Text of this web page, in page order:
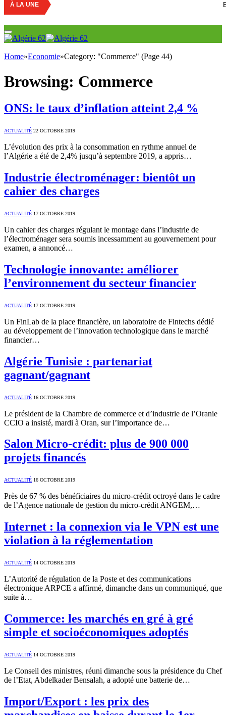
À LA UNE Education
Home»Economie»Category: "Commerce" (Page 44)
Browsing: Commerce
ONS: le taux d’inflation atteint 2,4 %
ACTUALITÉ 22 OCTOBRE 2019
L’évolution des prix à la consommation en rythme annuel de
l’Algérie a été de 2,4% jusqu’à septembre 2019, a appris…
Industrie électroménager: bientôt un
cahier des charges
ACTUALITÉ 17 OCTOBRE 2019
Un cahier des charges régulant le montage dans l’industrie de
l’électroménager sera soumis incessamment au gouvernement pour
examen, a annoncé…
Technologie innovante: améliorer
l’environnement du secteur financier
ACTUALITÉ 17 OCTOBRE 2019
Un FinLab de la place financière, un laboratoire de Fintechs dédié
au développement de l’innovation technologique dans le marché
financier…
Algérie Tunisie : partenariat
gagnant/gagnant
ACTUALITÉ 16 OCTOBRE 2019
Le président de la Chambre de commerce et d’industrie de l’Oranie
CCIO a insisté, mardi à Oran, sur l’importance de…
Salon Micro-crédit: plus de 900 000
projets financés
ACTUALITÉ 16 OCTOBRE 2019
Près de 67 % des bénéficiaires du micro-crédit octroyé dans le cadre
de l’Agence nationale de gestion du micro-crédit ANGEM,…
Internet : la connexion via le VPN est une
violation à la réglementation
ACTUALITÉ 14 OCTOBRE 2019
L’Autorité de régulation de la Poste et des communications
électronique ARPCE a affirmé, dimanche dans un communiqué, que
suite à…
Commerce: les marchés en gré à gré
simple et socioéconomiques adoptés
ACTUALITÉ 14 OCTOBRE 2019
Le Conseil des ministres, réuni dimanche sous la présidence du Chef
de l’Etat, Abdelkader Bensalah, a adopté une batterie de…
Import/Export : les prix des